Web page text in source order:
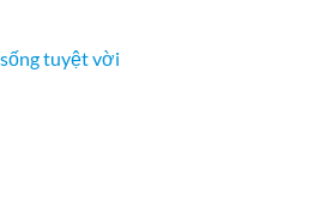
tuyệt vời